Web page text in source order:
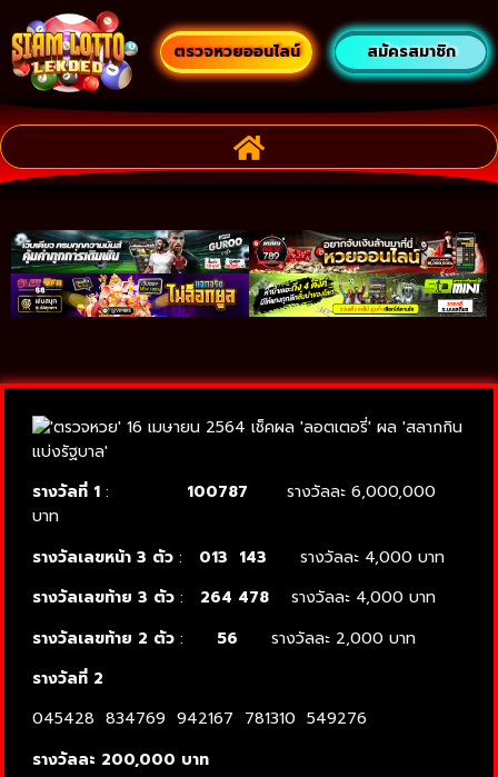
ตรวจหวยออนไลน์ สมัครสมาชิก
รางวัลที่ 1 : 100787 รางวัลละ 6,000,000
บาท
รางวัลเลขหน้า 3 ตัว : 013 143 รางวัลละ 4,000 บาท
รางวัลเลขท้าย 3 ตัว : 264 478 รางวัลละ 4,000 บาท
รางวัลเลขท้าย 2 ตัว : 56
รางวัลละ 2,000 บาท
รางวัลที่ 2
045428 834769 942167 781310 549276
รางวัลละ 200,000 บาท